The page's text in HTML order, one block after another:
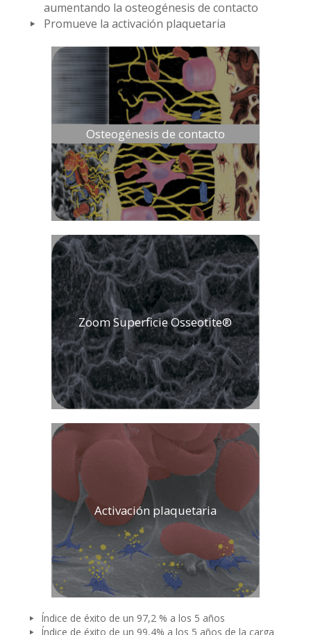
aumentando la osteogénesis de contacto
Promueve la activación plaquetaria
Osteogénesis de contacto
Zoom Superficie Osseotite®
Activación plaquetaria
Índice de éxito de un 97,2 % a los 5 años
Índice de éxito de un 99,4% a los 5 años de la carga